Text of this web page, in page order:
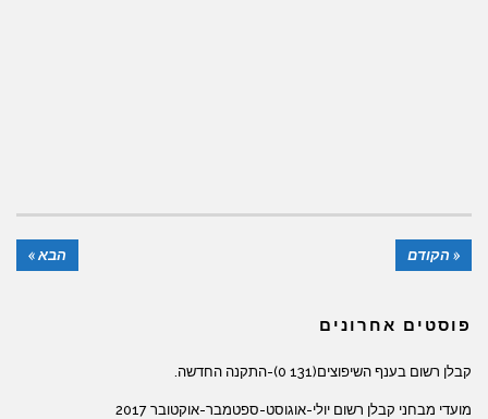
« הקודם הבא »
פוסטים אחרונים
קבלן רשום בענף השיפוצים(131 0)-התקנה החדשה.
מועדי מבחני קבלן רשום יולי-אוגוסט-ספטמבר-אוקטובר 2017